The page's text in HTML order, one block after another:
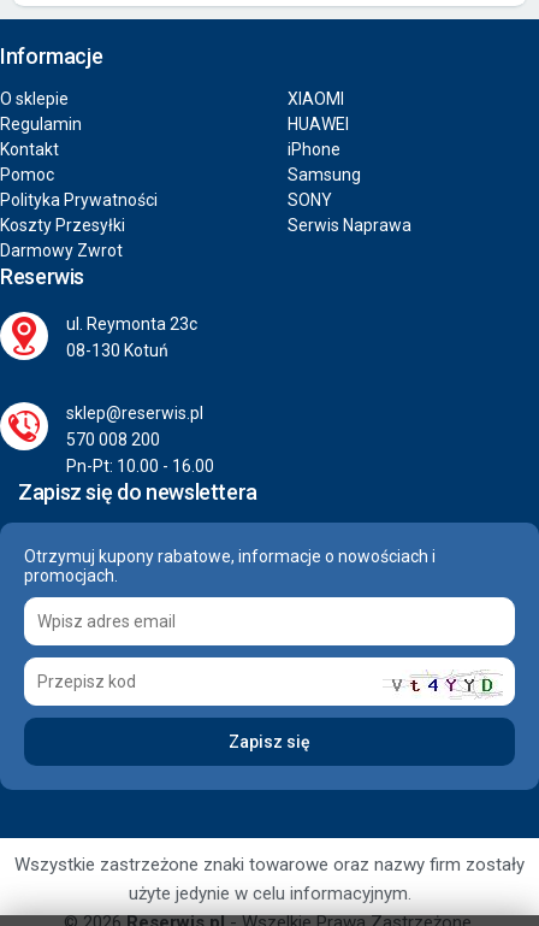
Informacje
O sklepie
Regulamin
Kontakt
Pomoc
Polityka Prywatności
Koszty Przesyłki
Darmowy Zwrot
XIAOMI
HUAWEI
iPhone
Samsung
SONY
Serwis Naprawa
Reserwis
ul. Reymonta 23c
08-130 Kotuń
sklep@reserwis.pl
570 008 200
Pn-Pt: 10.00 - 16.00
Zapisz się do newslettera
Otrzymuj kupony rabatowe, informacje o nowościach i
promocjach.
Wszystkie zastrzeżone znaki towarowe oraz nazwy firm zostały
użyte jedynie w celu informacyjnym.